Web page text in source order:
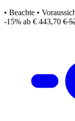
• Beachte •
-15% ab € 443,70 €